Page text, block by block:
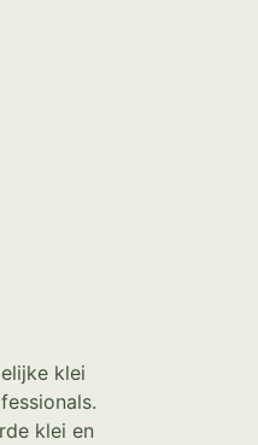
klei
klei en